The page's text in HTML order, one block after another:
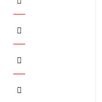
Twitter
Instagram
YouTube